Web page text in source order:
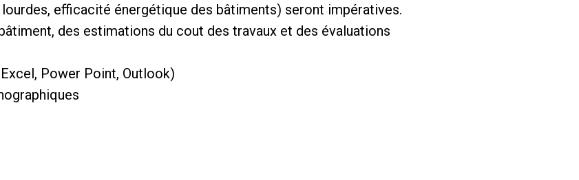
efficacité énergétique des bâtiments) seront impératives.
des estimations du cout des travaux et des évaluations
Power Point, Outlook)